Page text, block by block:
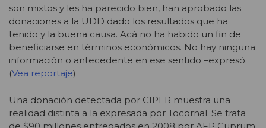
son mixtos y les ha parecido bien, han aprobado las
donaciones a la UDD dado los resultados que ha
tenido y la buena causa. Acá no ha habido un fin de
beneficiarse en términos económicos. No hay ninguna
información o antecedente en ese sentido –expresó.
(Vea reportaje)
Una donación detectada por CIPER muestra una
realidad distinta a la expresada por Tocornal. Se trata
de $90 millones entregados en 2008 por AFP Cuprum